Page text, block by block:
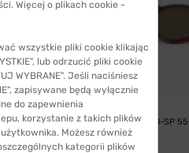
Polaroid 6157 DDB-SP
295,99 zł
Więcej o plikach cookie -
wszystkie pliki cookie klikając
lub odrzucić pliki cookie
WYBRANE". Jeśli naciśniesz
zapisywane będą wyłącznie
do zapewnienia
korzystanie z takich plików
Możesz również
kategorii plików